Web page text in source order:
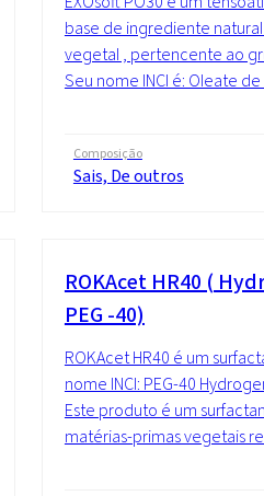
base de ingrediente
vegetal , pertencente ao
Seu nome INCI é: Oleate de
Composição
Sais, De outros
ROKAcet HR40 (
PEG -40)
ROKAcet HR40 é um
nome INCI: PEG-40
Este produto é um
matérias-primas vegetais